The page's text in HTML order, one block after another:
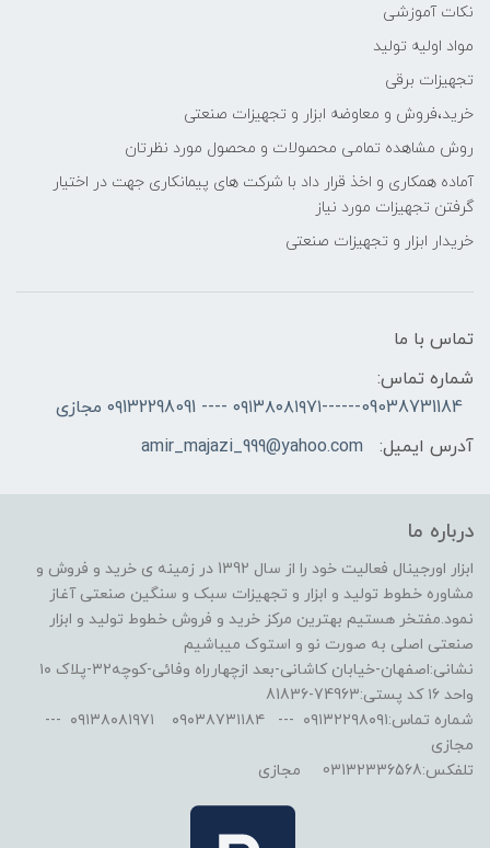
نکات آموزشی
مواد اولیه تولید
تجهیزات برقی
خرید،فروش و معاوضه ابزار و تجهیزات صنعتی
روش مشاهده تمامی محصولات و محصول مورد نظرتان
آماده همکاری و اخذ قرار داد با شرکت های پیمانکاری جهت در اختیار
گرفتن تجهیزات مورد نیاز
خریدار ابزار و تجهیزات صنعتی
تماس با ما
شماره تماس:
09038731184------۰۹۱۳۸۰۸۱۹۷۱ ---- ۰۹132298091 مجازی
آدرس ایمیل:
amir_majazi_999@yahoo.com
درباره ما
ابزار اورجینال فعالیت خود را از سال 1392 در زمینه ی خرید و فروش و
مشاوره خطوط تولید و ابزار و تجهیزات سبک و سنگین صنعتی آغاز
نمود.مفتخر هستیم بهترین مرکز خرید و فروش خطوط تولید و ابزار
صنعتی اصلی به صورت نو و استوک میباشیم
نشانی:اصفهان-خیابان کاشانی-بعد ازچهارراه وفائی-کوچه۳۲-پلاک ۱۰
واحد ۱۶ کد پستی:74963-81836
شماره تماس:۰۹۱۳۲۲۹۸۰۹۱ --- ۰۹۰۳۸۷۳۱۱۸۴ ۰۹۱۳۸۰۸۱۹۷۱ ---
مجازی
تلفکس:03132336568 مجازی